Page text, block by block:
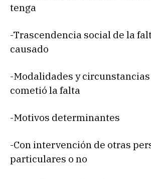
tenga
-Trascendencia social de la
causado
-Modalidades y circunstancias
cometió la falta
-Motivos determinantes
-Con intervención de otras
particulares o no